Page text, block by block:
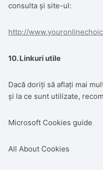
consulta și site-ul:
http://
10. Linkuri utile
Dacă doriți să aflați mai
și la ce sunt utilizate,
Microsoft Cookies guide
All About Cookies